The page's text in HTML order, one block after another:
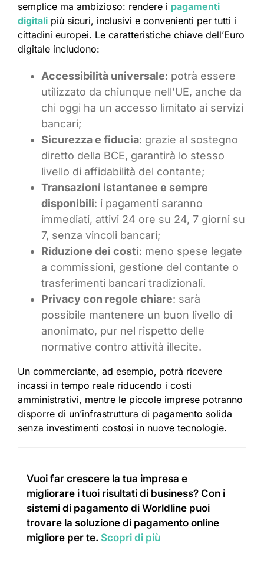
semplice ma ambizioso: rendere i pagamenti
digitali più sicuri, inclusivi e convenienti per tutti i
cittadini europei. Le caratteristiche chiave dell’Euro
digitale includono:
Accessibilità universale: potrà essere
utilizzato da chiunque nell’UE, anche da
chi oggi ha un accesso limitato ai servizi
bancari;
Sicurezza e fiducia: grazie al sostegno
diretto della BCE, garantirà lo stesso
livello di affidabilità del contante;
Transazioni istantanee e sempre
disponibili: i pagamenti saranno
immediati, attivi 24 ore su 24, 7 giorni su
7, senza vincoli bancari;
Riduzione dei costi: meno spese legate
a commissioni, gestione del contante o
trasferimenti bancari tradizionali.
Privacy con regole chiare: sarà
possibile mantenere un buon livello di
anonimato, pur nel rispetto delle
normative contro attività illecite.
Un commerciante, ad esempio, potrà ricevere
incassi in tempo reale riducendo i costi
amministrativi, mentre le piccole imprese potranno
disporre di un’infrastruttura di pagamento solida
senza investimenti costosi in nuove tecnologie.
Vuoi far crescere la tua impresa e
migliorare i tuoi risultati di business? Con i
sistemi di pagamento di Worldline puoi
trovare la soluzione di pagamento online
migliore per te. Scopri di più